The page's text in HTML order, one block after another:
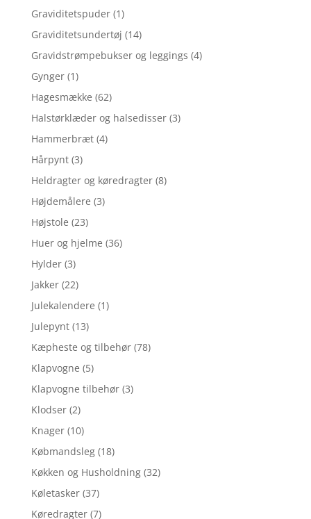
Graviditetspuder (1)
Graviditetsundertøj (14)
Gravidstrømpebukser og leggings (4)
Gynger (1)
Hagesmække (62)
Halstørklæder og halsedisser (3)
Hammerbræt (4)
Hårpynt (3)
Heldragter og køredragter (8)
Højdemålere (3)
Højstole (23)
Huer og hjelme (36)
Hylder (3)
Jakker (22)
Julekalendere (1)
Julepynt (13)
Kæpheste og tilbehør (78)
Klapvogne (5)
Klapvogne tilbehør (3)
Klodser (2)
Knager (10)
Købmandsleg (18)
Køkken og Husholdning (32)
Køletasker (37)
Køredragter (7)